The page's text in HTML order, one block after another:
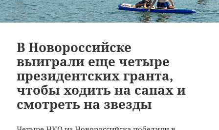
В Новороссийске
выиграли еще четыре
президентских гранта,
чтобы ходить на сапах и
смотреть на звезды